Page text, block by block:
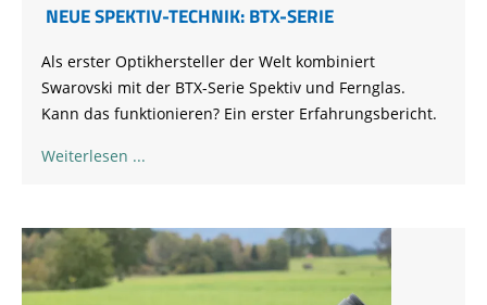
NEUE SPEKTIV-TECHNIK: BTX-SERIE
Als erster Optikhersteller der Welt kombiniert
Swarovski mit der BTX-Serie Spektiv und Fernglas.
Kann das funktionieren? Ein erster Erfahrungsbericht.
Weiterlesen